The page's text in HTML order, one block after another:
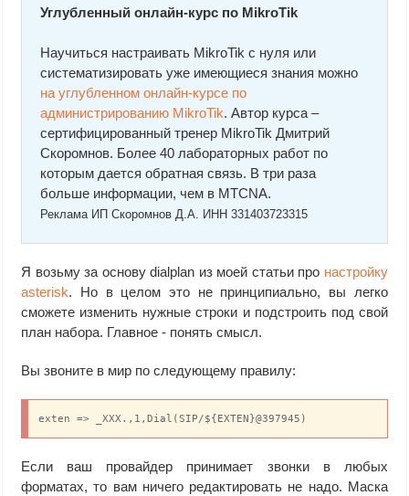
Углубленный онлайн-курс по MikroTik
Научиться настраивать MikroTik с нуля или
систематизировать уже имеющиеся знания можно
на углубленном онлайн-курcе по
администрированию MikroTik. Автор курcа –
сертифицированный тренер MikroTik Дмитрий
Скоромнов. Более 40 лабораторных работ по
которым дается обратная связь. В три раза
больше информации, чем в MTCNA.
Реклама ИП Скоромнов Д.А. ИНН 331403723315
Я возьму за основу dialplan из моей статьи про настройку
asterisk. Но в целом это не принципиально, вы легко
сможете изменить нужные строки и подстроить под свой
план набора. Главное - понять смысл.
Вы звоните в мир по следующему правилу:
exten => _XXX.,1,Dial(SIP/${EXTEN}@397945)
Если ваш провайдер принимает звонки в любых
форматах, то вам ничего редактировать не надо. Маска